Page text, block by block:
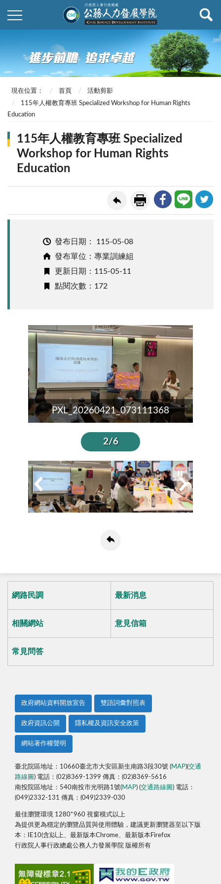
現在位置： 首頁
活動剪影
115年人權教育專班 Specialized Workshop for Human Rights
Education
115年人權教育專班 Specialized
Workshop for Human Rights
Education
發布日期： 115-05-08
發布單位：專業訓練組
更新日期：115-05-11
點閱次數：172
PXL_20260421_073111368
2/6
網路民調 最新消息
相關網站 意見信箱
常見問答
政府網站資料開放宣告 雙語詞彙對照表
政府資訊公開 隱私權及資訊安全政策
網站著作權聲明
臺北院區地址：10660臺北市大安區新生南路3段30號 (MAP)(交通
路線圖) 電話：(02)8369-1399 傳真：(02)8369-5616
南投院區地址：540南投市光明路1號(MAP) (交通路線圖) 電話：
(049)2332-131 傳真：(049)2339-030
最佳瀏覽環境 1280*960 視窗模式以上
為提供更為穩定的瀏覽品質與使用體驗，建議更新瀏覽器至以下版
本：IE10(含)以上、最新版本Chrome、最新版本Firefox
行政院人事行政總處公務人力發展學院 版權所有